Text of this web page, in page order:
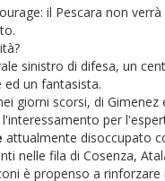
il Pescara non
sinistro di difesa, un
ed un fantasista.
giorni scorsi, di Gimenez
per
attualmente disoccupato
nelle fila di Cosenza,
è propenso a rinforzare